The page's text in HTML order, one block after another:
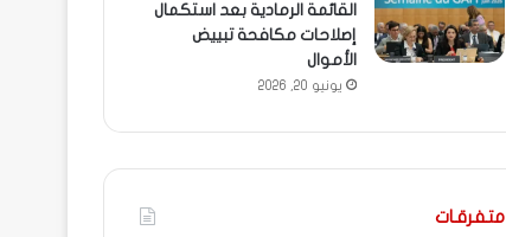
القائمة الرمادية بعد استكمال
إصلاحات مكافحة تبييض
الأموال
يونيو 20, 2026
متفرقـات